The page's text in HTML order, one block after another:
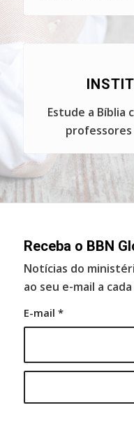
Estude a Bíblia
Receba o BBN
Notícias do
ao seu e-mail a
E-mail *